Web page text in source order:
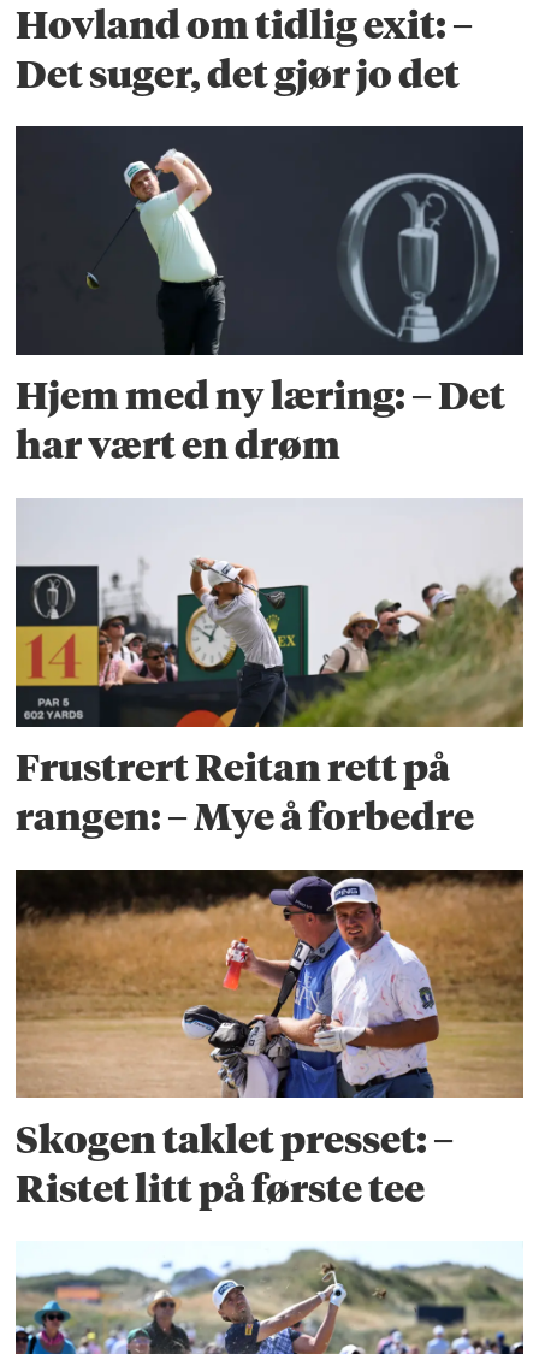
Hovland om tidlig exit: –
Det suger, det gjør jo det
Hjem med ny læring: – Det
har vært en drøm
Frustrert Reitan rett på
rangen: – Mye å forbedre
Skogen taklet presset: –
Ristet litt på første tee